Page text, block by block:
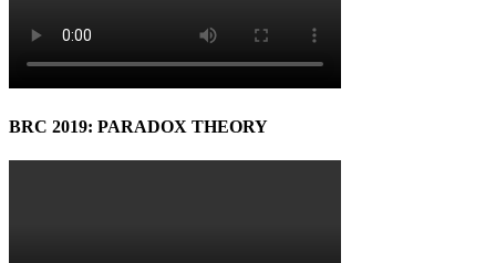
BRC 2019: PARADOX THEORY